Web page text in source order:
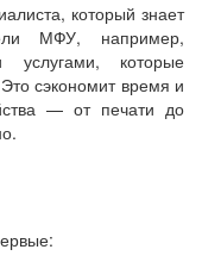
который знает
МФУ, например,
услугами, которые
сэкономит время и
— от печати до